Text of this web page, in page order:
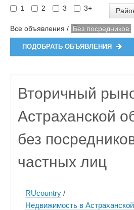
1
2 3 3+
Все объявления / Без посредников
ПОДОБРАТЬ ОБЪЯВЛЕНИЯ
Вторичный
Астраханской
без
частных лиц
RUcountry /
Недвижимость в